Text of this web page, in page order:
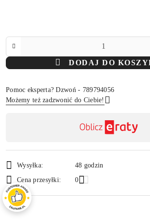
DODAJ DO
Pomoc eksperta? Dzwoń - 789794056
Możemy też zadzwonić do Ciebie!
i
dostawa
Wysyłka:
48 godzin
Cena przesyłki:
0